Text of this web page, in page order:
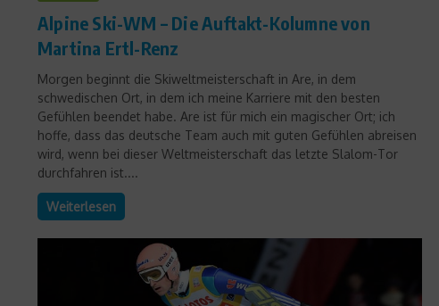
Alpine Ski-WM – Die Auftakt-Kolumne von
Martina Ertl-Renz
Morgen beginnt die Skiweltmeisterschaft in Are, in dem
schwedischen Ort, in dem ich meine Karriere mit den besten
Gefühlen beendet habe. Are ist für mich ein magischer Ort; ich
hoffe, dass das deutsche Team auch mit guten Gefühlen abreisen
wird, wenn bei dieser Weltmeisterschaft das letzte Slalom-Tor
durchfahren ist....
Weiterlesen